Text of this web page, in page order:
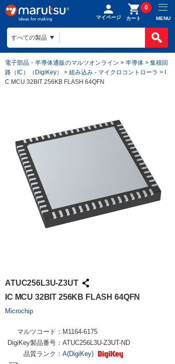
マイページ カート
0
MENU
電子部品・半導体通販のマルツオンライン > 半導体 > 集積回
路（IC）（DigiKey）
> 組み込み - マイクロコントローラ > I
C MCU 32BIT 256KB FLASH 64QFN
ATUC256L3U-Z3UT
IC MCU 32BIT 256KB FLASH 64QFN
Microchip
マルツコード： M1164-6175
DigiKey製品番号： ATUC256L3U-Z3UT-ND
品質ランク： A(DigiKey)